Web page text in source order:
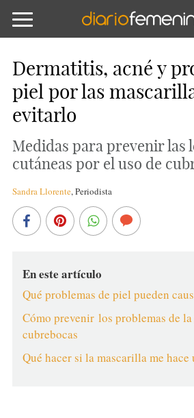
Dermatitis, acné y
piel por las
evitarlo
Medidas para prevenir las
cutáneas por el uso de
Sandra Llorente,Periodista
En este artículo
Qué problemas de piel pueden
Cómo prevenir los problemas de
cubrebocas
Qué hacer si la mascarilla me